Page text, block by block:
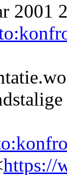
2001
https://